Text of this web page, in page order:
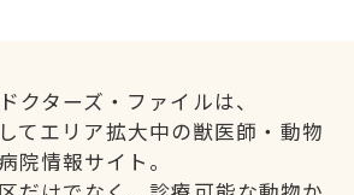
クターズ・ファイルは、
てエリア拡大中の獣医師・動物
院情報サイト。